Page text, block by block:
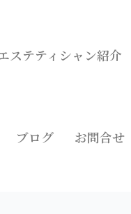
ステティシャン紹介
ブログ お問合せ